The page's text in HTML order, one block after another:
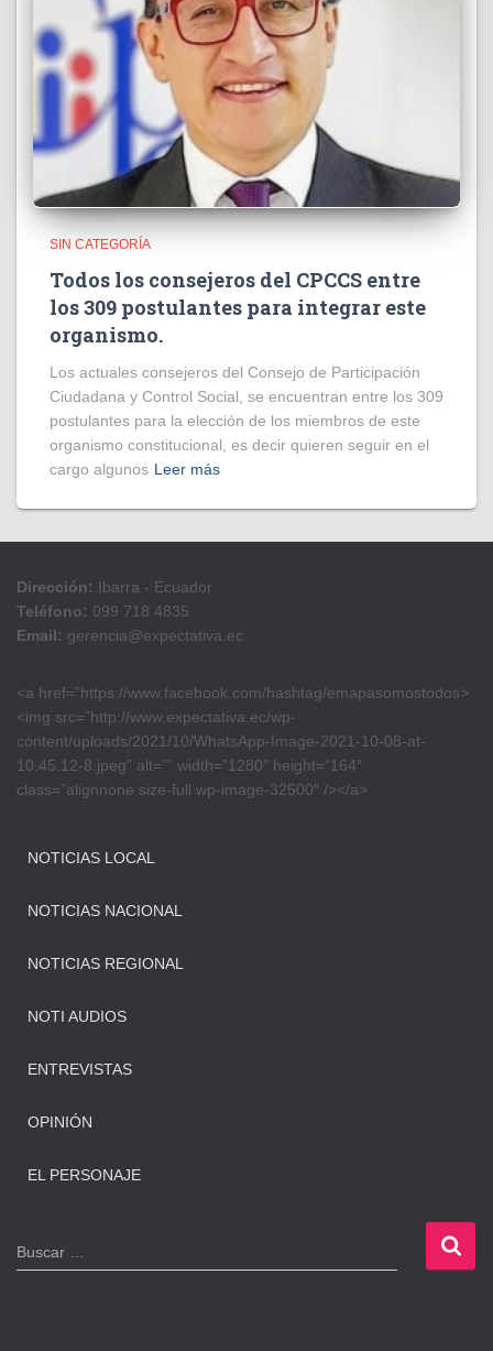
SIN CATEGORÍA
Todos los consejeros del CPCCS entre
los 309 postulantes para integrar este
organismo.
Los actuales consejeros del Consejo de Participación
Ciudadana y Control Social, se encuentran entre los 309
postulantes para la elección de los miembros de este
organismo constitucional, es decir quieren seguir en el
cargo algunos Leer más
Dirección: Ibarra - Ecuador
Teléfono: 099 718 4835
Email: gerencia@expectativa.ec
<a href=”https://www.facebook.com/hashtag/emapasomostodos>
<img src=”http://www.expectativa.ec/wp-
content/uploads/2021/10/WhatsApp-Image-2021-10-08-at-
10.45.12-8.jpeg” alt=”” width=”1280″ height=”164″
class=”alignnone size-full wp-image-32500″ /></a>
NOTICIAS LOCAL
NOTICIAS NACIONAL
NOTICIAS REGIONAL
NOTI AUDIOS
ENTREVISTAS
OPINIÓN
EL PERSONAJE
B
u
Buscar …